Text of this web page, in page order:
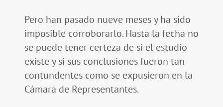
Pero han pasado nueve meses y ha sido
imposible corroborarlo. Hasta la fecha no
se puede tener certeza de si el estudio
existe y si sus conclusiones fueron tan
contundentes como se expusieron en la
Cámara de Representantes.